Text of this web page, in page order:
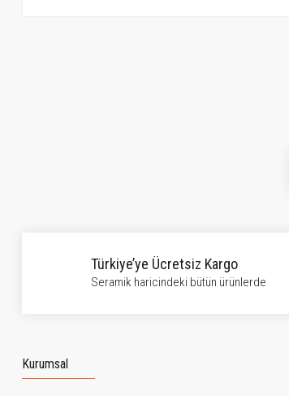
Türkiye’ye Ücretsiz Kargo
Seramik haricindeki bütün ürünlerde
Kurumsal